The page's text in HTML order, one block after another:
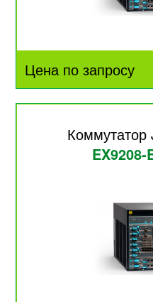
Цена по запросу
Коммутатор
EX9208-